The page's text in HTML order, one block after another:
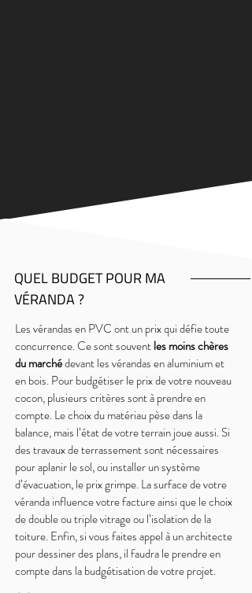
QUEL BUDGET POUR MA
VÉRANDA ?
Les vérandas en PVC ont un prix qui défie toute
concurrence. Ce sont souventles moins chères
du marchédevant les vérandas en aluminium et
en bois. Pour budgétiser le prix de votre nouveau
cocon, plusieurs critères sont à prendre en
compte. Le choix du matériau pèse dans la
balance, mais l’état de votre terrain joue aussi. Si
des travaux de terrassement sont nécessaires
pour aplanir le sol, ou installer un système
d’évacuation, le prix grimpe. La surface de votre
véranda influence votre facture ainsi que le choix
de double ou triple vitrage ou l’isolation de la
toiture. Enfin, si vous faites appel à un architecte
pour dessiner des plans, il faudra le prendre en
compte dans la budgétisation de votre projet.